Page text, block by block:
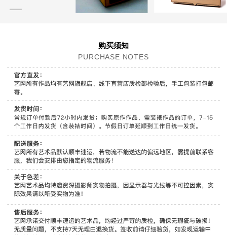
购买须知
PURCHASE NOTES